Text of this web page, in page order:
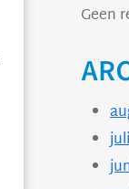
Geen